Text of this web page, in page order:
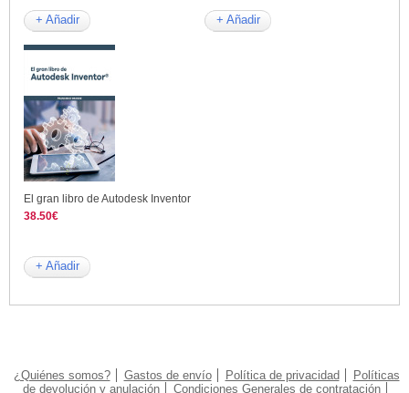
+ Añadir + Añadir
El gran libro de Autodesk Inventor
38.50€
+ Añadir
¿Quiénes somos? Gastos de envío Política de privacidad
Políticas
de devolución y anulación
Condiciones Generales de contratación